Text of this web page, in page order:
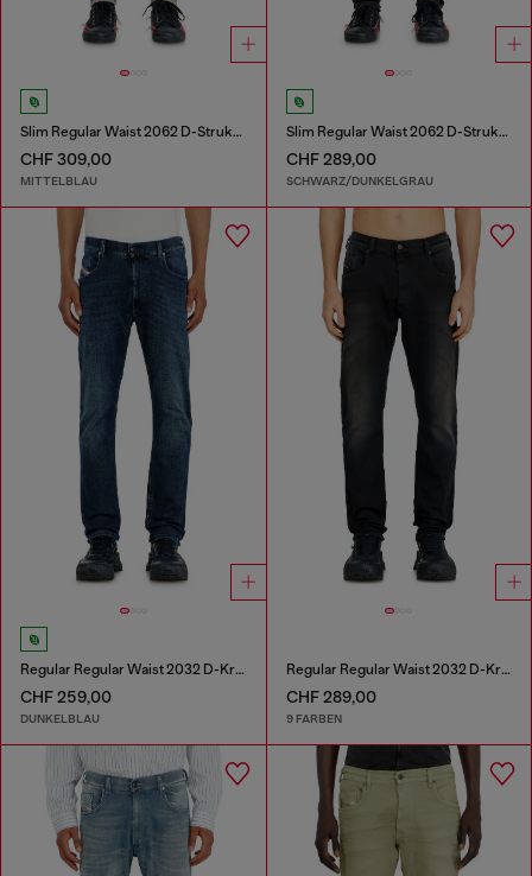
Slim Regular Waist 2062 D-Strukt Joggjeans®
CHF 309,00
MITTELBLAU
Slim Regular Waist 2062 D-Strukt Joggjeans®
CHF 289,00
SCHWARZ/DUNKELGRAU
Regular Regular Waist 2032 D-Krooley-BW Joggjeans®
CHF 259,00
DUNKELBLAU
Regular Regular Waist 2032 D-Krooley-BW Joggjeans®
CHF 289,00
9 FARBEN